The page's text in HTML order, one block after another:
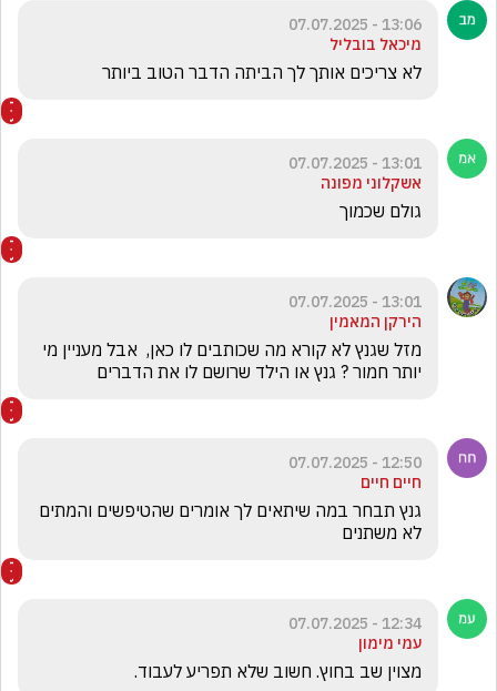
13:06 - 07.07.2025
מיכאל בובליל
לא צריכים אותך לך הביתה הדבר הטוב ביותר
13:01 - 07.07.2025
אשקלוני מפונה
גולם שכמוך
13:01 - 07.07.2025
הירקן המאמין
יותר חמור ? גנץ או הילד שרושם לו את הדברים
12:50 - 07.07.2025
חיים חיים
לא משתנים
12:34 - 07.07.2025
עמי מימון
מצוין שב בחוץ. חשוב שלא תפריע לעבוד.